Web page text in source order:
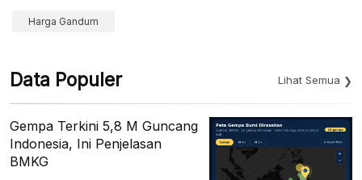
Harga Gandum
Data Populer Lihat Semua
Gempa Terkini 5,8 M Guncang
Indonesia, Ini Penjelasan
BMKG